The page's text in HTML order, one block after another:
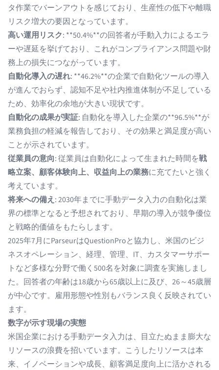
タ作業でバーンアウトを感じており、生産性の低下や離職
リスク増大の要因となっています。
高い運用リスク: **50.4%**の回答者が手動入力によるエラ
ーや遅延を挙げており、これがコンプライアンス問題や財
務上の損失につながっています。
自動化導入の遅れ: **46.2%**の企業で自動化ツールの導入
が進んでおらず、認知不足や社内推進体制が不足している
ため、効率化の余地が大きい現状です。
自動化の成果が実証: 自動化を導入した企業の**96.5%**が
業務負担の軽減を報告しており、その効果と満足度が高い
ことが示されています。
従業員の意向: 従業員は自動化によって生まれた時間を戦
略立案、顧客体験向上、収益向上の業務に充てたいと強く
考えています。
将来への備え: 2030年までに手動データ入力の自動化は業
界の標準となると予想されており、早期の導入が競争優位
と戦略的価値をもたらします。
2025年7月にParseurはQuestionProと協力し、米国のビジ
ネスオペレーション、経理、管理、IT、カスタマーサポー
トなど多様な分野で働く500名を対象に調査を実施しまし
た。回答者の年齢は18歳から65歳以上に及び、26～45歳層
が中心です。雇用形態や性別もバランス良く反映されてい
ます。
数字が示す現場の実態
米国企業における手動データ入力は、目立たぬまま膨大な
リソースの浪費を招いています。こうしたリソースは本
来、イノベーションや成長、顧客満足度向上に活かされる